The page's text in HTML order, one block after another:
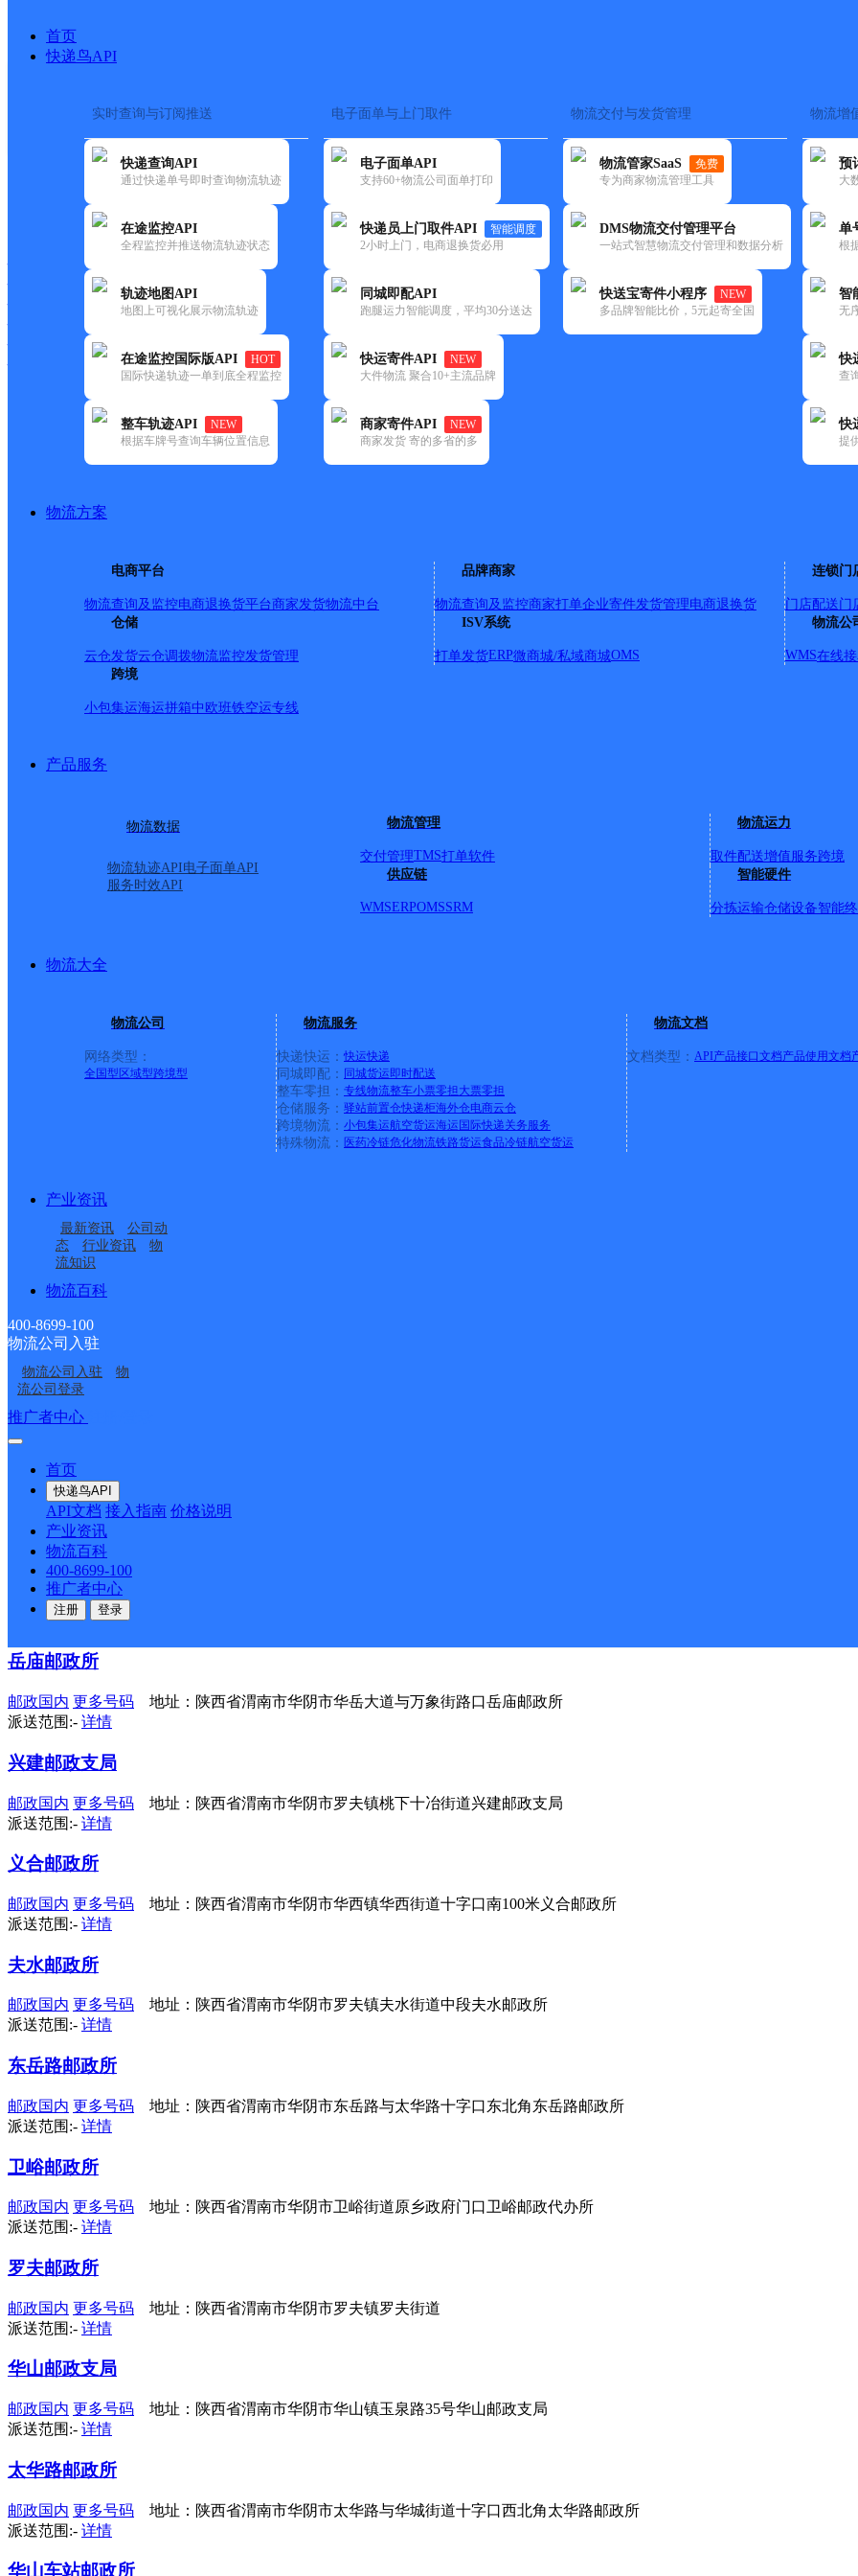
首页
快递鸟API
实时查询与订阅推送
快递查询API
通过快递单号即时查询物流轨迹
在途监控API
全程监控并推送物流轨迹状态
轨迹地图API
地图上可视化展示物流轨迹
在途监控国际版API
HOT
国际快递轨迹一单到底全程监控
整车轨迹API
NEW
根据车牌号查询车辆位置信息
电子面单与上门取件
电子面单API
支持60+物流公司面单打印
快递员上门取件API
智能调度
2小时上门，电商退换货必用
同城即配API
跑腿运力智能调度，平均30分送达
快运寄件API
NEW
大件物流 聚合10+主流品牌
商家寄件API
NEW
商家发货 寄的多省的多
物流交付与发货管理
物流管家SaaS
免费
专为商家物流管理工具
DMS物流交付管理平台
一站式智慧物流交付管理和数据分析
快送宝寄件小程序
NEW
多品牌智能比价，5元起寄全国
物流增
预
大
单
根
智
无
快
查
快
提
物流方案
电商平台
物流查询及监控电商退换货平台商家发货物流中台
品牌商家
物流查询及监控商家打单企业寄件发货管理电商退换货
连锁门
门店配送门
仓储
云仓发货云仓调拨物流监控发货管理
ISV系统
打单发货ERP微商城/私域商城OMS
物流公
WMS在线
跨境
小包集运海运拼箱中欧班铁空运专线
产品服务
物流数据
物流轨迹API电子面单API
服务时效API
物流管理
交付管理TMS打单软件
物流运力
取件配送增值服务跨境
供应链
WMSERPOMSSRM
智能硬件
分拣运输仓储设备智能
物流大全
物流公司
网络类型：
全国型 区域型跨境型
物流服务
快递快运： 快运快递
同城即配： 同城货运即时配送
整车零担： 专线物流整车小票零担大票零担
仓储服务： 驿站前置仓快递柜海外仓电商云仓
跨境物流： 小包集运航空货运海运 国际快递关务服务
特殊物流： 医药冷链危化物流铁路货运食品冷链航空货运
物流文档
文档类型： API产品接口文档产品使用文档
产业资讯
最新资讯
公司动
态
行业资讯
物
流知识
物流百科
400-8699-100
物流公司入驻
物流公司入驻
物
流公司登录
推广者中心
首页
快递鸟API
API文档 接入指南 价格说明
产业资讯
物流百科
400-8699-100
推广者中心
注册 登录
快递大全 > 快递网点
快递大全 快运大全
NEW
城市：渭南市 ✕ 地区：华阴市 ✕ 清空已选
地区:
不限 (1)
更多号码地址：莲湖路国土局对面
详情
栀子之家商铺
更多号码地址：西王村滨河小区商铺
华阴市
地址：华阴市太华路街道办事处长城村中国石油加油站南
派送范围:①；华岳大道（四十米大道）全段；（北至华山北站南至华山生态广场；） ②；太华路全段；（；北至八一驾校南
段；东岳路全段；（东至中海华山城西至华阴中医院；）；； ④；长城路书院路；南环路； ⑤；华山景区：玉泉路；云台路
西潼路东至黄河厂；西至协和医院；,；老城街；环城北路. ⑥；黄河工程机械厂（中联重科土方机械有限公司；奥尔德公司
公司） ⑧；岳庙高级中学；岳庙初中；城关中学；城关二中；城关小学；乐育学校；华阴市职教中心；华山高级中学；玉泉
居民花园商住小区 市区除村组外全境派送⑩；西北二合成药厂；药厂生活区；仙峪景区；仙峪口村；台峪口村；第四军医大
渭南华阴网点
渭南市华阴网点
地址：华阴县四十米大道宝莲综合市场极兔速递
圆通速递 更多号码
澄城县郭良欣维修中心
顺丰速运 更多号码
派送范围:全境
顺丰速运 更多号码
派送范围:全境
孟塬邮政支局
邮政国内 更多号码
派送范围:-详情
康营邮政所
邮政国内 更多号码
派送范围:-详情
岳庙邮政所
邮政国内 更多号码 地址：陕西省渭南市华阴市华岳大道与万象街路口岳庙邮政所
派送范围:- 详情
兴建邮政支局
邮政国内 更多号码 地址：陕西省渭南市华阴市罗夫镇桃下十冶街道兴建邮政支局
派送范围:- 详情
义合邮政所
邮政国内 更多号码 地址：陕西省渭南市华阴市华西镇华西街道十字口南100米义合邮政所
派送范围:- 详情
夫水邮政所
邮政国内 更多号码 地址：陕西省渭南市华阴市罗夫镇夫水街道中段夫水邮政所
派送范围:- 详情
东岳路邮政所
邮政国内 更多号码 地址：陕西省渭南市华阴市东岳路与太华路十字口东北角东岳路邮政所
派送范围:- 详情
卫峪邮政所
邮政国内 更多号码 地址：陕西省渭南市华阴市卫峪街道原乡政府门口卫峪邮政代办所
派送范围:- 详情
罗夫邮政所
邮政国内 更多号码 地址：陕西省渭南市华阴市罗夫镇罗夫街道
派送范围:- 详情
华山邮政支局
邮政国内 更多号码 地址：陕西省渭南市华阴市华山镇玉泉路35号华山邮政支局
派送范围:- 详情
太华路邮政所
邮政国内 更多号码 地址：陕西省渭南市华阴市太华路与华城街道十字口西北角太华路邮政所
派送范围:- 详情
华山车站邮政所